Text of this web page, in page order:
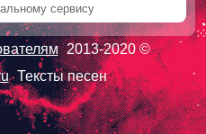
сервису
2013-2020 ©
Тексты песен